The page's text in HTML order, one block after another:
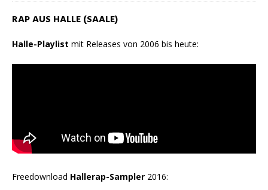
RAP AUS HALLE (SAALE)
Halle-Playlist mit Releases von 2006 bis heute:
Freedownload Hallerap-Sampler 2016: